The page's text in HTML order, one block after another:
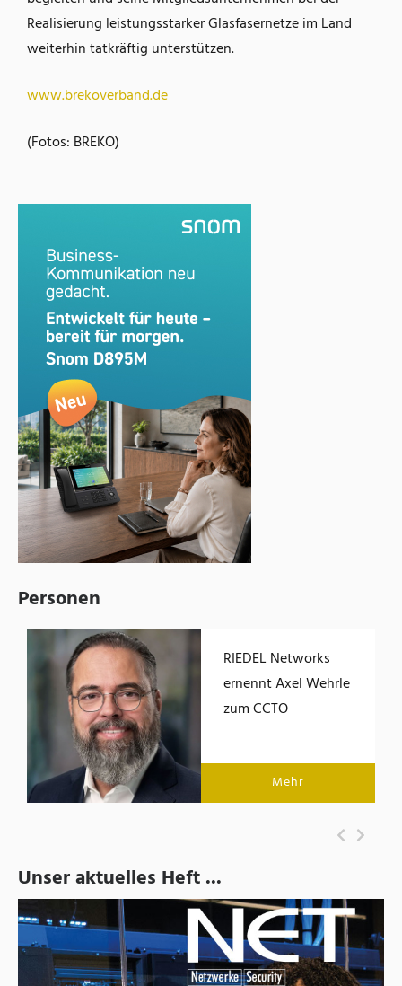
Personen
RIEDEL Networks
ernennt Axel Wehrle
zum CCTO
Mehr
Unser aktuelles Heft ...
Realisierung leistungsstarker Glasfasernetze im Land
weiterhin tatkräftig unterstützen.
www.brekoverband.de
(Fotos: BREKO)